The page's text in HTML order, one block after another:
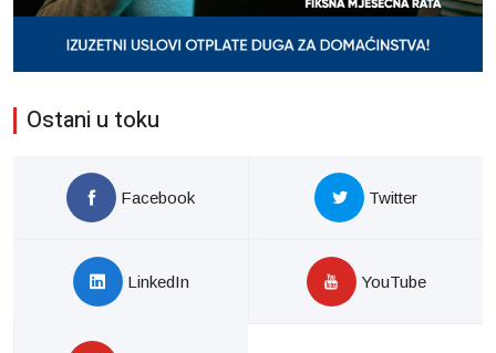
Ostani u toku
Facebook Twitter
LinkedIn YouTube